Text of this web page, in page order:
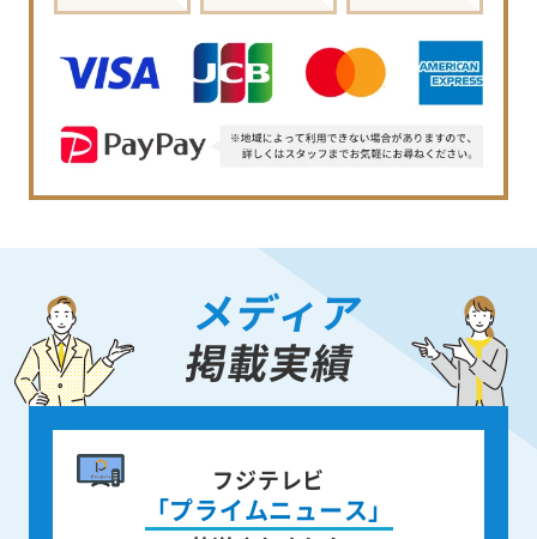
メディア
掲載実績
書籍出版
身近な人が
亡くなった後の遺品整理